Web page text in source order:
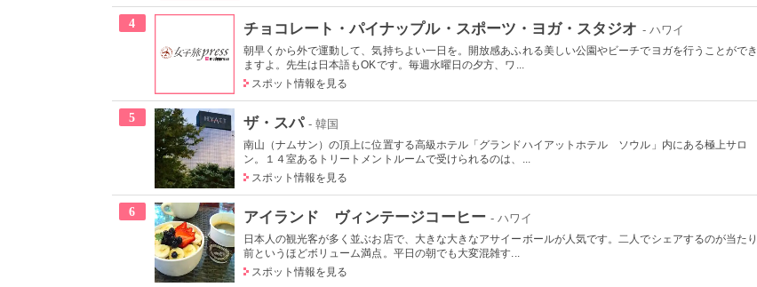
4 チョコレート・パイナップル・スポーツ・ヨガ・スタジオ - ハワイ
朝早くから外で運動して、気持ちよい一日を。開放感あふれる美しい公園やビーチでヨガを行うことができ
ますよ。先生は日本語もOKです。毎週水曜日の夕方、ワ...
スポット情報を見る
5 ザ・スパ - 韓国
南山（ナムサン）の頂上に位置する高級ホテル「グランドハイアットホテル ソウル」内にある極上サロ
ン。１４室あるトリートメントルームで受けられるのは、...
スポット情報を見る
6 アイランド ヴィンテージコーヒー - ハワイ
日本人の観光客が多く並ぶお店で、大きな大きなアサイーボールが人気です。二人でシェアするのが当たり
前というほどボリューム満点。平日の朝でも大変混雑す...
スポット情報を見る